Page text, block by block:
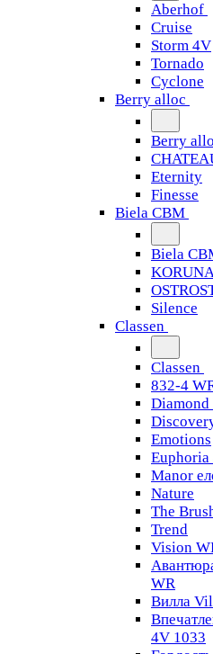
Aberhof
Cruise
Storm 4V
Tornado
Сyclone
Berry alloc
Berry
Eternity
Finesse
Biela CBM
Biela
Silence
Classen
Classen
832-4
Diamond
Emotions
Euphoria
Manor
Nature
The
Trend
Vision
WR
Вилла
4V 1033